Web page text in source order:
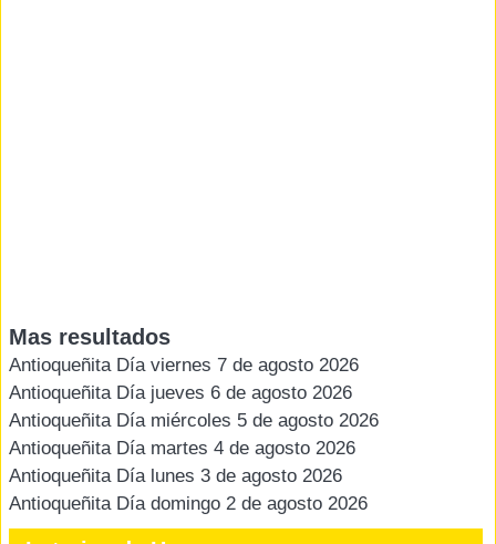
Mas resultados
Antioqueñita Día viernes 7 de agosto 2026
Antioqueñita Día jueves 6 de agosto 2026
Antioqueñita Día miércoles 5 de agosto 2026
Antioqueñita Día martes 4 de agosto 2026
Antioqueñita Día lunes 3 de agosto 2026
Antioqueñita Día domingo 2 de agosto 2026